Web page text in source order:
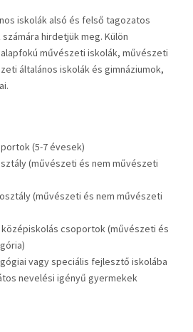
iskolák alsó és felső tagozatos
hirdetjük meg. Külön
művészeti iskolák, művészeti
általános iskolák és gimnáziumok,
(5-7 évesek)
(művészeti és nem művészeti
(művészeti és nem művészeti
csoportok (művészeti és
vagy speciális fejlesztő iskolába
nevelési igényű gyermekek